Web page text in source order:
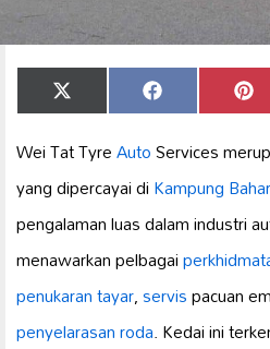
Share
on
X
(Twitter)
Share
on
Facebook on
Wei Tat TyreAutoServices
yang dipercayai diKampung
pengalaman luas dalam industri
menawarkan pelbagai
penukaran tayar,servispacuan
penyelarasan roda. Kedai ini